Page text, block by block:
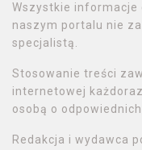
Wszystkie informacje
naszym portalu nie
specjalistą.
Stosowanie treści
internetowej
osobą o
Redakcja i wydawca